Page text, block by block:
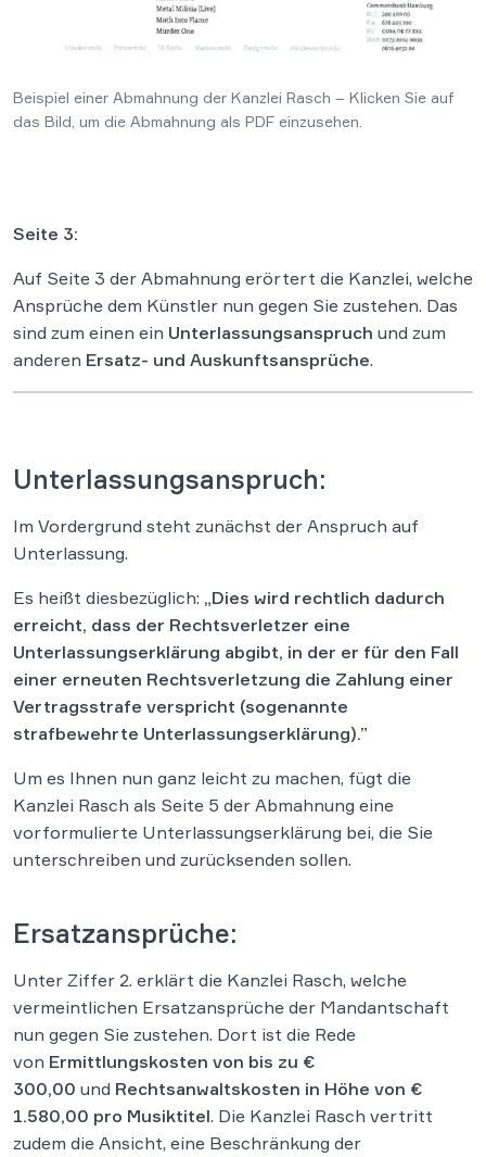
Beispiel einer Abmahnung der Kanzlei Rasch – Klicken Sie auf
das Bild, um die Abmahnung als PDF einzusehen.
Seite 3:
Auf Seite 3 der Abmahnung erörtert die Kanzlei, welche
Ansprüche dem Künstler nun gegen Sie zustehen. Das
sind zum einen ein Unterlassungsanspruch und zum
anderen Ersatz- und Auskunftsansprüche.
Unterlassungsanspruch:
Im Vordergrund steht zunächst der Anspruch auf
Unterlassung.
Es heißt diesbezüglich: „Dies wird rechtlich dadurch
erreicht, dass der Rechtsverletzer eine
Unterlassungserklärung abgibt, in der er für den Fall
einer erneuten Rechtsverletzung die Zahlung einer
Vertragsstrafe verspricht (sogenannte
strafbewehrte Unterlassungserklärung).”
Um es Ihnen nun ganz leicht zu machen, fügt die
Kanzlei Rasch als Seite 5 der Abmahnung eine
vorformulierte Unterlassungserklärung bei, die Sie
unterschreiben und zurücksenden sollen.
Ersatzansprüche:
Unter Ziffer 2. erklärt die Kanzlei Rasch, welche
vermeintlichen Ersatzansprüche der Mandantschaft
nun gegen Sie zustehen. Dort ist die Rede
von Ermittlungskosten von bis zu €
300,00 und Rechtsanwaltskosten in Höhe von €
1.580,00 pro Musiktitel. Die Kanzlei Rasch vertritt
zudem die Ansicht, eine Beschränkung der